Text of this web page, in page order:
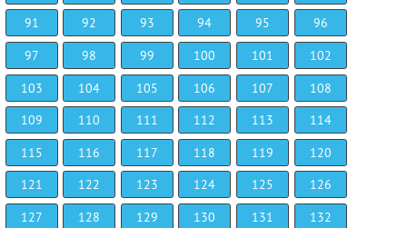
91
92 93 94 95
96
97
98 99 100 101
102
103
104 105 106 107
108
109
110 111 112 113
114
115
116 117 118 119
120
121
122 123 124 125
126
127
128 129 130 131
132